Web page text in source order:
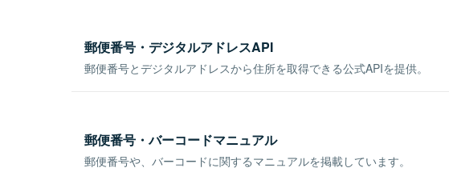
郵便番号・デジタルアドレスAPI
郵便番号とデジタルアドレスから住所を取得できる公式APIを提供。
郵便番号・バーコードマニュアル
郵便番号や、バーコードに関するマニュアルを掲載しています。